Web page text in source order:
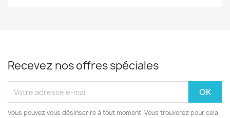
Recevez nos offres spéciales
Vous pouvez vous désinscrire à tout moment. Vous trouverez pour cela